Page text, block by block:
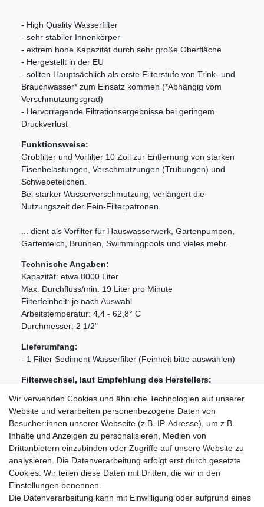
- High Quality Wasserfilter
- sehr stabiler Innenkörper
- extrem hohe Kapazität durch sehr große Oberfläche
- Hergestellt in der EU
- sollten Hauptsächlich als erste Filterstufe von Trink- und
Brauchwasser* zum Einsatz kommen (*Abhängig vom
Verschmutzungsgrad)
- Hervorragende Filtrationsergebnisse bei geringem
Druckverlust
Funktionsweise:
Grobfilter und Vorfilter 10 Zoll zur Entfernung von starken
Eisenbelastungen, Verschmutzungen (Trübungen) und
Schwebeteilchen.
Bei starker Wasserverschmutzung; verlängert die
Nutzungszeit der Fein-Filterpatronen.
... dient als Vorfilter für Hauswasserwerk, Gartenpumpen,
Gartenteich, Brunnen, Swimmingpools und vieles mehr.
Technische Angaben:
Kapazität: etwa 8000 Liter
Max. Durchfluss/min: 19 Liter pro Minute
Filterfeinheit: je nach Auswahl
Arbeitstemperatur: 4,4 - 62,8° C
Durchmesser: 2 1/2"
Lieferumfang:
- 1 Filter Sediment Wasserfilter (Feinheit bitte auswählen)
Filterwechsel, laut Empfehlung des Herstellers:
- oder sicherheitshalber spätestens alle 6 Monate
Weitere Hinweise finden Sie in der Bedienungsanleitung
Ihres Gerätes!
Wir verwenden Cookies und ähnliche Technologien auf unserer
Website und verarbeiten personenbezogene Daten von
Besucher:innen unserer Webseite (z.B. IP-Adresse), um z.B.
Inhalte und Anzeigen zu personalisieren, Medien von
Drittanbietern einzubinden oder Zugriffe auf unsere Website zu
analysieren. Die Datenverarbeitung erfolgt erst durch gesetzte
Cookies. Wir teilen diese Daten mit Dritten, die wir in den
Einstellungen benennen.
Die Datenverarbeitung kann mit Einwilligung oder aufgrund eines